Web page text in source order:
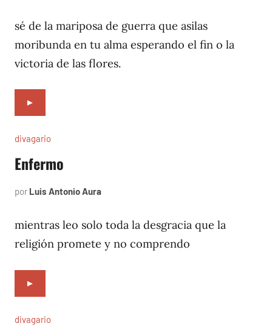
1996
sé de la mariposa de guerra que asilas
moribunda en tu alma esperando el fin o la
victoria de las flores.
►
divagario
Enfermo
por Luis Antonio Aura
1996
mientras leo solo toda la desgracia que la
religión promete y no comprendo
►
divagario